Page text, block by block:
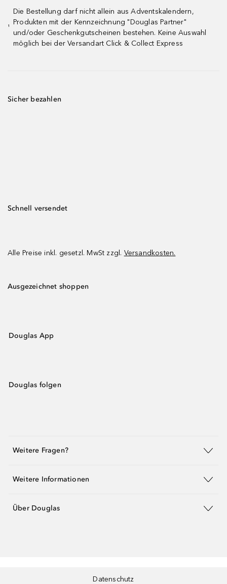
¹
Die Bestellung darf nicht allein aus Adventskalendern,
Produkten mit der Kennzeichnung "Douglas Partner"
und/oder Geschenkgutscheinen bestehen. Keine Auswahl
möglich bei der Versandart Click & Collect Express
Sicher bezahlen
Schnell versendet
Alle Preise inkl. gesetzl. MwSt zzgl. Versandkosten.
Ausgezeichnet shoppen
Douglas App
Douglas folgen
Weitere Fragen?
Weitere Informationen
Über Douglas
Datenschutz